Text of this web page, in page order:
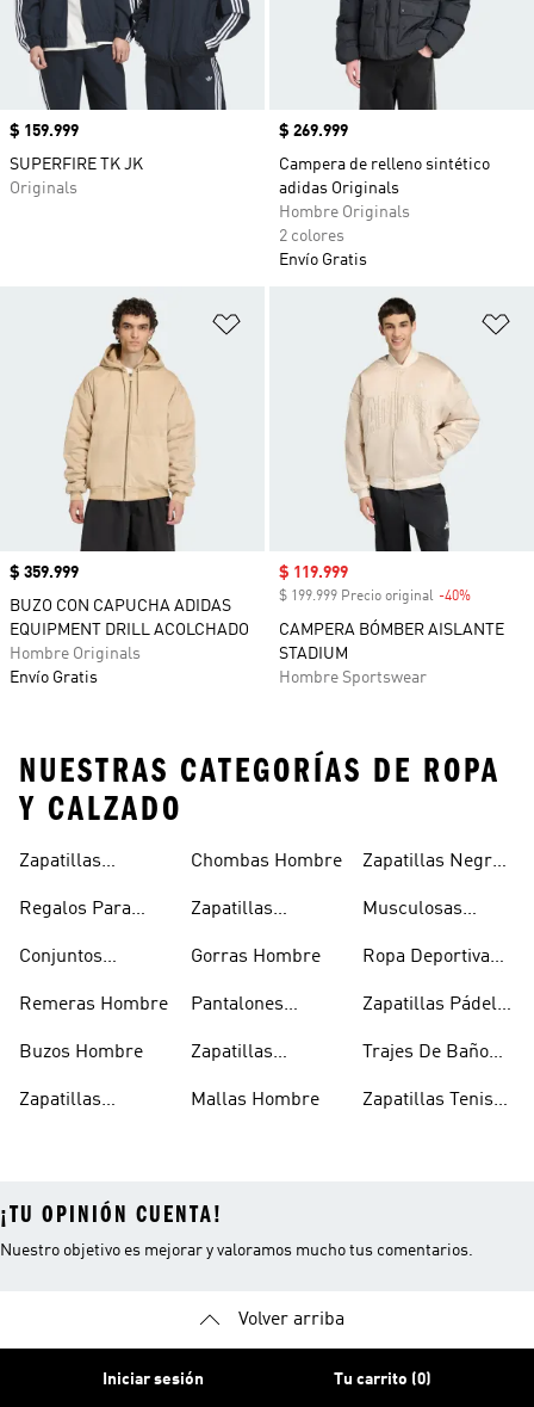
Precio
$ 159.999
SUPERFIRE TK JK
Originals
Precio
$ 269.999
Campera de relleno sintético
adidas Originals
Hombre Originals
2 colores
Envío Gratis
Añadir a la lista de deseos
Precio
$ 359.999
BUZO CON CAPUCHA ADIDAS
EQUIPMENT DRILL ACOLCHADO
Hombre Originals
Envío Gratis
Precio de venta
$ 119.999
$ 199.999 Precio original -40%
CAMPERA BÓMBER AISLANTE
STADIUM
Hombre Sportswear
NUESTRAS CATEGORÍAS DE ROPA
Y CALZADO
Zapatillas
Regalos Para
Conjuntos
Hombre
Remeras Hombre
Buzos Hombre
Zapatillas
Hombre
Chombas Hombre
Zapatillas
Gorras Hombre
Pantalones
Hombre
Zapatillas
Mallas Hombre
Zapatillas Negras
Musculosas
Ropa Deportiva
Zapatillas Pádel
Trajes De Baño
Zapatillas Tenis
¡TU OPINIÓN CUENTA!
Nuestro objetivo es mejorar y valoramos mucho tus comentarios.
Volver arriba
Iniciar sesión Tu carrito (0)